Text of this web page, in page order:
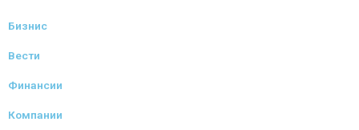
Бизнис
Вести
Финансии
Компании